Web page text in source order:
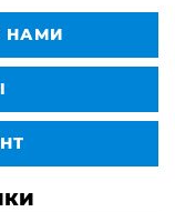
НАМИ